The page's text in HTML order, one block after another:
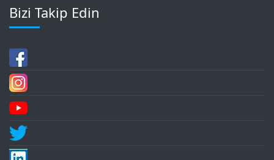
Bizi Takip Edin